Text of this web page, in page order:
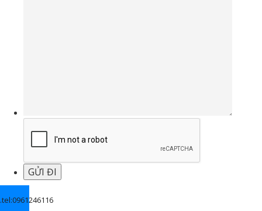
.tel:0961246116